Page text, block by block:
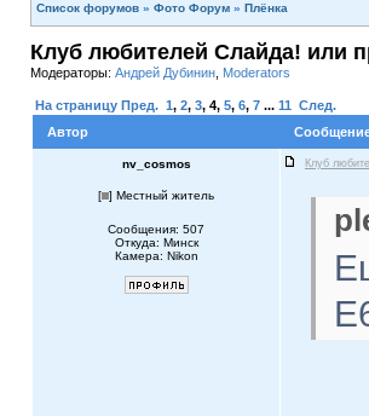
Список форумов » Фото Форум » Плёнка
Клуб любителей Слайда! или
Модераторы: Андрей Дубинин Moderators
На страницу Пред. 1, 2, 3, 4, 5, 6, 7 ... 11 След.
Автор
nv_cosmos Клуб
[ ] Местный житель
Сообщения: 507
Откуда: Минск
Камера: Nikon